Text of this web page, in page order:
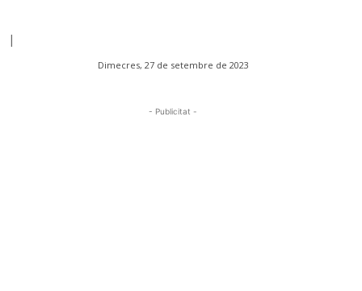
|
Dimecres, 27 de setembre de 2023
- Publicitat -